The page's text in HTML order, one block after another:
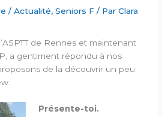
/Actualité,Seniors F / ParClara
de Rennes et maintenant
a gentiment répondu à nos
de la découvrir un peu
Présente-toi.